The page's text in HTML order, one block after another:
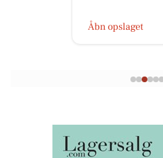
Åbn opslaget